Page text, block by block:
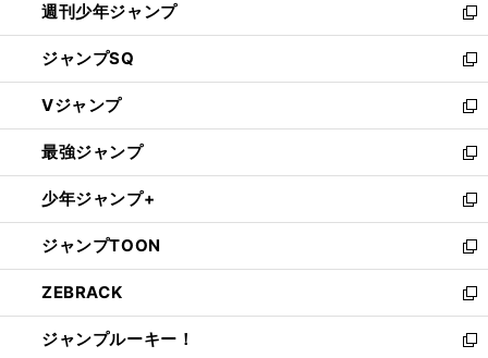
く
週刊少年ジャンプ
新
し
い
ウ
ィ
ン
ド
ウ
で
開
く
ジャンプSQ
新
し
い
ウ
ィ
ン
ド
ウ
で
開
く
Vジャンプ
新
し
い
ウ
ィ
ン
ド
ウ
で
開
く
最強ジャンプ
新
し
い
ウ
ィ
ン
ド
ウ
で
少年ジャンプ+
新
し
い
ウ
ィ
ン
ド
ジャンプTOON
新
し
い
ウ
ィ
ZEBRACK
新
し
い
ジャンプルーキー！
新